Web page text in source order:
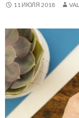
11 ИЮЛЯ 2018